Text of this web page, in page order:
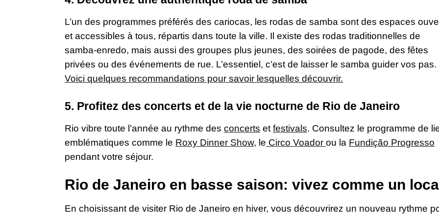
L’un des programmes préférés des cariocas, les rodas de samba sont des espaces
et accessibles à tous, répartis dans toute la ville. Il existe des rodas traditionnelles de
samba-enredo, mais aussi des groupes plus jeunes, des soirées de pagode, des fêtes
privées ou des événements de rue. L’essentiel, c’est de laisser le samba guider vos pas.
Voici quelques recommandations pour savoir lesquelles découvrir.
5. Profitez des concerts et de la vie nocturne de Rio de Janeiro
Rio vibre toute l’année au rythme des concerts et festivals. Consultez le programme de
emblématiques comme le Roxy Dinner Show, le Circo Voador ou la Fundição Progresso
pendant votre séjour.
Rio de Janeiro en basse saison: vivez comme un
En choisissant de visiter Rio de Janeiro en hiver, vous découvrirez un nouveau rythme